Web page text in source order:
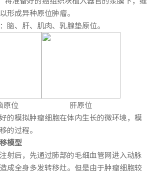
形成异种原位肿瘤。
脑、肝、肌肉、乳腺垫原位。
原位 肝原位
的模拟肿瘤细胞在体内生长的微环境，模
的过程。
模型
射后，先通过肺部的毛细血管网进入动脉
成全身多发转移灶。但是由于肿瘤细胞较